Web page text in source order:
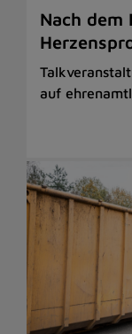
Nach
auf